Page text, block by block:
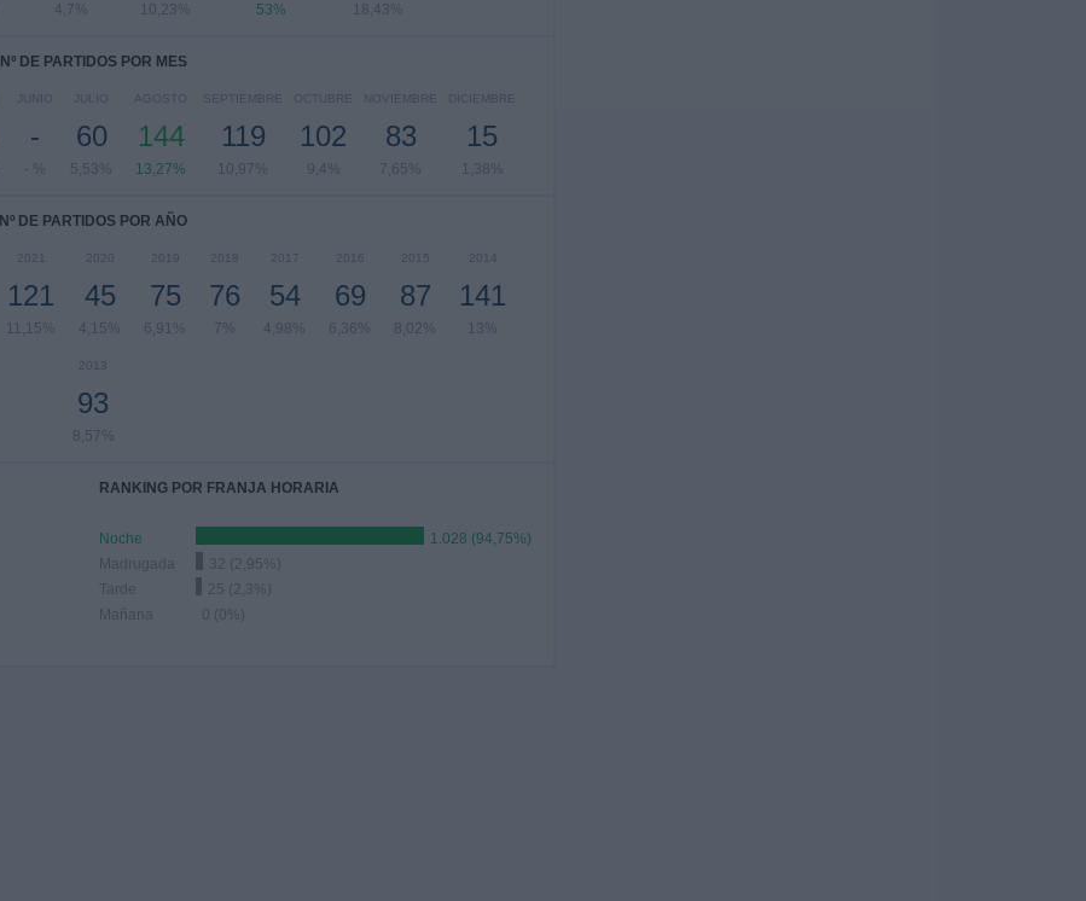
4,7% 10,23% 53% 18,43%
Nº DE PARTIDOS POR MES
JUNIO
-
- %
JULIO
60
5,53%
AGOSTO
144
13,27%
SEPTIEMBRE
119
10,97%
OCTUBRE
102
9,4%
NOVIEMBRE
83
7,65%
DICIEMBRE
15
1,38%
Nº DE PARTIDOS POR AÑO
2021
121
11,15%
2020
45
4,15%
2019
75
6,91%
2018
76
7%
2017
54
4,98%
2016
69
6,36%
2015
87
8,02%
2014
141
13%
2013
93
8,57%
RANKING POR FRANJA HORARIA
Noche
1.028 (94,75%)
Madrugada
32 (2,95%)
Tarde
25 (2,3%)
Mañana
0 (0%)